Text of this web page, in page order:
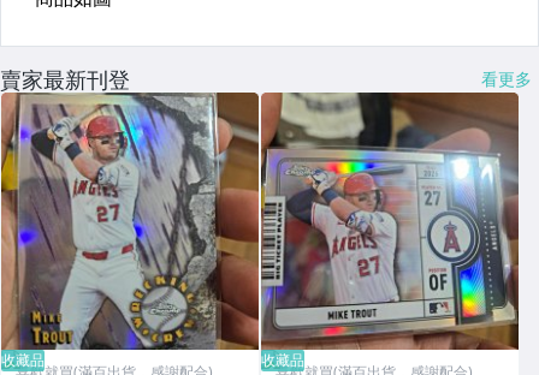
賣家最新刊登 看更多
收藏品 收藏品